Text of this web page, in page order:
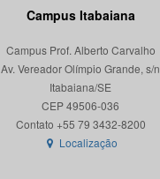
Campus Itabaiana
Campus Prof. Alberto Carvalho
Av. Vereador Olímpio Grande, s/n
Itabaiana/SE
CEP 49506-036
Localização